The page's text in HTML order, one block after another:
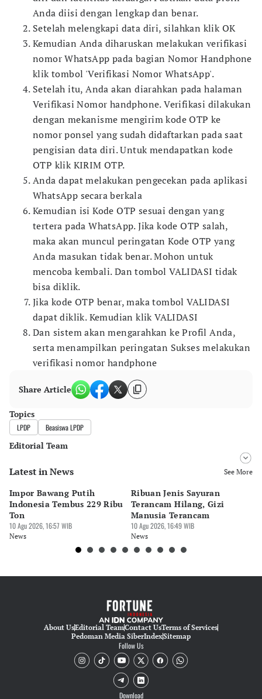
Anda diisi dengan lengkap dan benar.
Setelah melengkapi data diri, silahkan klik OK
Kemudian Anda diharuskan melakukan verifikasi
nomor WhatsApp pada bagian Nomor Handphone
klik tombol 'Verifikasi Nomor WhatsApp'.
Setelah itu, Anda akan diarahkan pada halaman
Verifikasi Nomor handphone. Verifikasi dilakukan
dengan mekanisme mengirim kode OTP ke
nomor ponsel yang sudah didaftarkan pada saat
pengisian data diri. Untuk mendapatkan kode
OTP klik KIRIM OTP.
Anda dapat melakukan pengecekan pada aplikasi
WhatsApp secara berkala
Kemudian isi Kode OTP sesuai dengan yang
tertera pada WhatsApp. Jika kode OTP salah,
maka akan muncul peringatan Kode OTP yang
Anda masukan tidak benar. Mohon untuk
mencoba kembali. Dan tombol VALIDASI tidak
bisa diklik.
Jika kode OTP benar, maka tombol VALIDASI
dapat diklik. Kemudian klik VALIDASI
Dan sistem akan mengarahkan ke Profil Anda,
serta menampilkan peringatan Sukses melakukan
verifikasi nomor handphone
Share Article
Topics
LPDP Beasiswa LPDP
Editorial Team
Editor
Editor
Latest in News See More
Impor Bawang Putih
Indonesia Tembus 229 Ribu
Ton
10 Agu 2026, 16:57 WIB
News
Ribuan Jenis Sayuran
Terancam Hilang, Gizi
Manusia Terancam
10 Agu 2026, 16:49 WIB
News
About UsEditorial TeamContact UsTerms of Services
Pedoman Media SiberIndexSitemap
Follow Us
Download